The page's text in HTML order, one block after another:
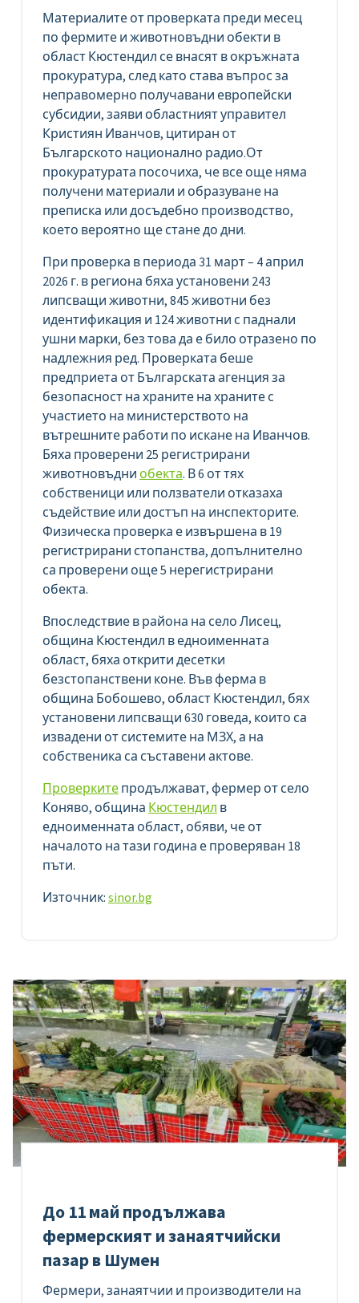
Материалите от проверката преди месец
по фермите и животновъдни обекти в
област Кюстендил се внасят в окръжната
прокуратура, след като става въпрос за
неправомерно получавани европейски
субсидии, заяви областният управител
Кристиян Иванчов, цитиран от
Българското национално радио.От
прокуратурата посочиха, че все още няма
получени материали и образуване на
преписка или досъдебно производство,
което вероятно ще стане до дни.
При проверка в периода 31 март – 4 април
2026 г. в региона бяха установени 243
липсващи животни, 845 животни без
идентификация и 124 животни с паднали
ушни марки, без това да е било отразено по
надлежния ред. Проверката беше
предприета от Българската агенция за
безопасност на храните на храните с
участието на министерството на
вътрешните работи по искане на Иванчов.
Бяха проверени 25 регистрирани
животновъдни обекта. В 6 от тях
собственици или ползватели отказаха
съдействие или достъп на инспекторите.
Физическа проверка е извършена в 19
регистрирани стопанства, допълнително
са проверени още 5 нерегистрирани
обекта.
Впоследствие в района на село Лисец,
община Кюстендил в едноименната
област, бяха открити десетки
безстопанствени коне. Във ферма в
община Бобошево, област Кюстендил, бях
установени липсващи 630 говеда, които са
извадени от системите на МЗХ, а на
собственика са съставени актове.
Проверките продължават, фермер от село
Коняво, община Кюстендил в
едноименната област, обяви, че от
началото на тази година е проверяван 18
пъти.
Източник: sinor.bg
До 11 май продължава
фермерският и занаятчийски
пазар в Шумен
Фермери, занаятчии и производители на